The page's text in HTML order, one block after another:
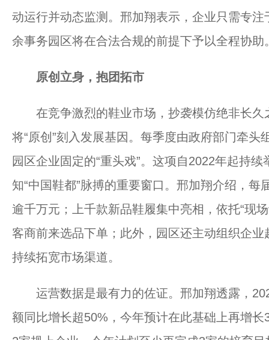
动运行并动态监测。邢加翔表示，企业只需专
余事务园区将在合法合规的前提下予以全程协助
原创立身，抱团拓市
在竞争激烈的鞋业市场，抄袭模仿绝非长久
将“原创”刻入发展基因。每季度由政府部门牵头
园区企业固定的“重头戏”。这项自2022年起持
知“中国鞋都”脉搏的重要窗口。邢加翔介绍，
逾千万元；上千款新品鞋履集中亮相，依托“现
客商前来选品下单；此外，园区还主动组织企
持续拓宽市场渠道。
运营数据是最有力的佐证。邢加翔透露，
额同比增长超50%，今年预计在此基础上再增